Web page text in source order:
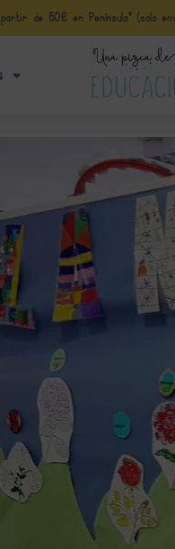
de 50€ en Península* (solo